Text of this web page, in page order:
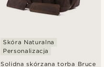
Solidna skórzana torba Bruce
Skóra Naturalna
Personalizacja